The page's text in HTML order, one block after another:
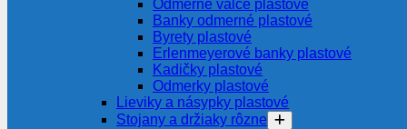
Odmerné valce plastové
Banky odmerné plastové
Byrety plastové
Erlenmeyerové banky plastové
Kadičky plastové
Odmerky plastové
Lieviky a násypky plastové
Stojany a držiaky rôzne